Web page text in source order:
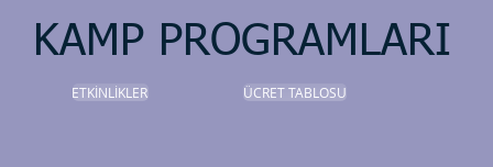
KAMP PROGRAMLARI
ETKİNLİKLER ÜCRET TABLOSU